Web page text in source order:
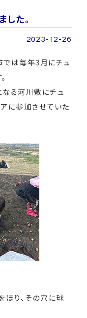
した。
2023-12-26
では毎年3月にチュ
る河川敷にチュ
に参加させていた
ほり、その穴に球